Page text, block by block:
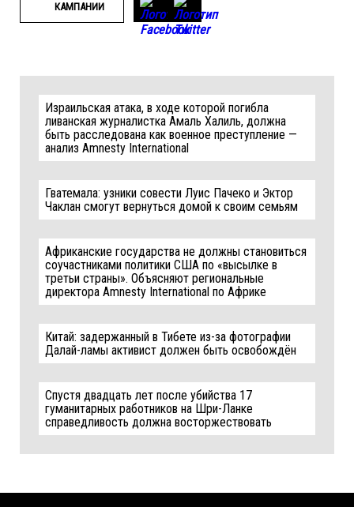
КАМПАНИИ
Израильская атака, в ходе которой погибла
ливанская журналистка Амаль Халиль, должна
быть расследована как военное преступление —
анализ Amnesty International
Гватемала: узники совести Луис Пачеко и Эктор
Чаклан смогут вернуться домой к своим семьям
Африканские государства не должны становиться
соучастниками политики США по «высылке в
третьи страны». Объясняют региональные
директора Amnesty International по Африке
Китай: задержанный в Тибете из-за фотографии
Далай-ламы активист должен быть освобождён
Спустя двадцать лет после убийства 17
гуманитарных работников на Шри-Ланке
справедливость должна восторжествовать